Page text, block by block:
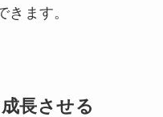
ます。
長させる